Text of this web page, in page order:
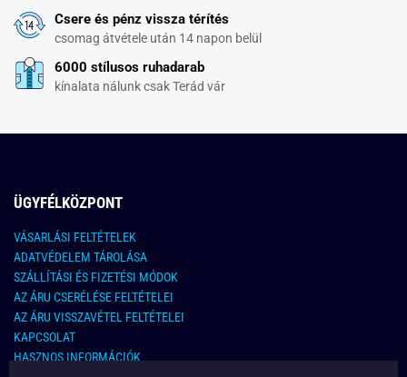
Csere és pénz vissza térítés
csomag átvétele után 14 napon belül
6000 stílusos ruhadarab
kínalata nálunk csak Terád vár
ÜGYFÉLKÖZPONT
VÁSARLÁSI FELTÉTELEK
ADATVÉDELEM TÁROLÁSA
SZÁLLÍTÁSI ÉS FIZETÉSI MÓDOK
AZ ÁRU CSERÉLÉSE FELTÉTELEI
AZ ÁRU VISSZAVÉTEL FELTÉTELEI
KAPCSOLAT
HASZNOS INFORMÁCIÓK